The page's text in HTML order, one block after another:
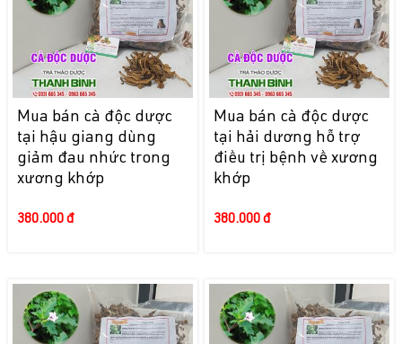
Mua bán cà độc dược
tại hậu giang dùng
giảm đau nhức trong
xương khớp
380.000 đ
Mua bán cà độc dược
tại hải dương hỗ trợ
điều trị bệnh về xương
khớp
380.000 đ